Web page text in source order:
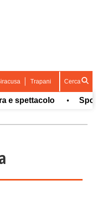
Trapani Cerca
• Sport •